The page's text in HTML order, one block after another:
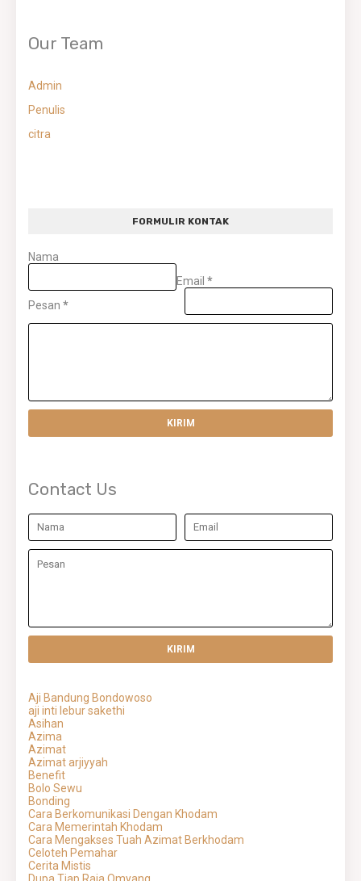
Our Team
Admin
Penulis
citra
FORMULIR KONTAK
Nama
Email *
Pesan *
Contact Us
Aji Bandung Bondowoso
aji inti lebur sakethi
Asihan
Azima
Azimat
Azimat arjiyyah
Benefit
Bolo Sewu
Bonding
Cara Berkomunikasi Dengan Khodam
Cara Memerintah Khodam
Cara Mengakses Tuah Azimat Berkhodam
Celoteh Pemahar
Cerita Mistis
Dupa Tjap Raja Omyang